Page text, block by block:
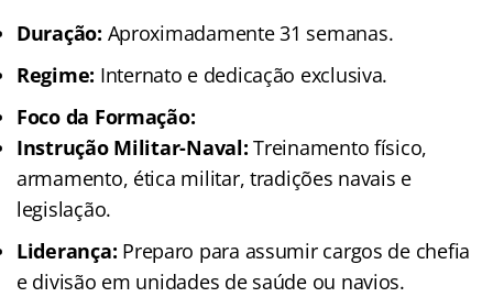
Duração: Aproximadamente 31 semanas.
Regime: Internato e dedicação exclusiva.
Foco da Formação:
Instrução Militar-Naval: Treinamento físico,
armamento, ética militar, tradições navais e
legislação.
Liderança: Preparo para assumir cargos de chefia
e divisão em unidades de saúde ou navios.